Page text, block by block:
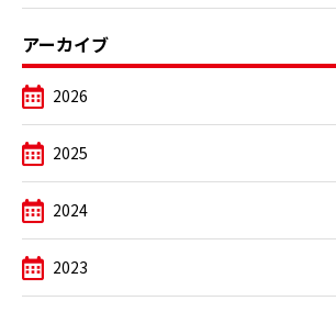
アーカイブ
2026
2025
2024
2023